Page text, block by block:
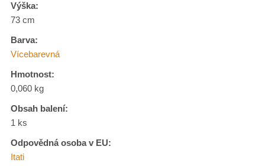
Výška:
73 cm
Barva:
Vícebarevná
Hmotnost:
0,060 kg
Obsah balení:
1 ks
Odpovědná osoba v EU:
Itati